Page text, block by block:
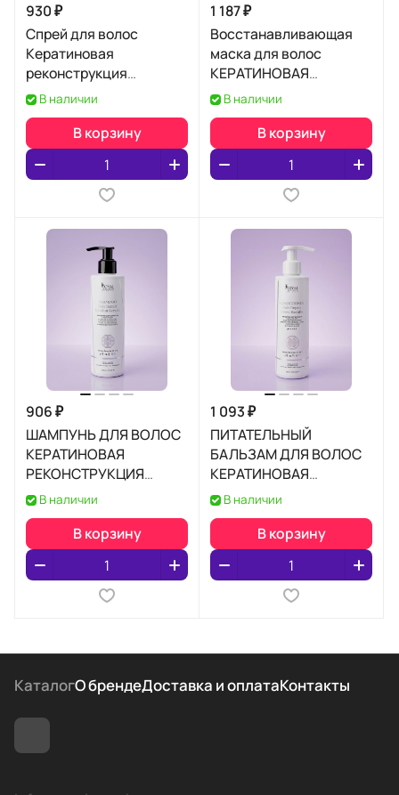
930 ₽
Спрей для волос
Кератиновая
реконструкция
Корейская формула 21 в
В наличии
В корзину
1 187 ₽
Восстанавливающая
маска для волос
КЕРАТИНОВАЯ
РЕКОНСТРУКЦИЯ
В наличии
В корзину
906 ₽
ШАМПУНЬ ДЛЯ ВОЛОС
КЕРАТИНОВАЯ
РЕКОНСТРУКЦИЯ
ВОЛОС
В наличии
В корзину
1 093 ₽
ПИТАТЕЛЬНЫЙ
БАЛЬЗАМ ДЛЯ ВОЛОС
КЕРАТИНОВАЯ
РЕКОНСТРУКЦИЯ
В наличии
В корзину
КаталогО брендеДоставка и оплатаКонтакты